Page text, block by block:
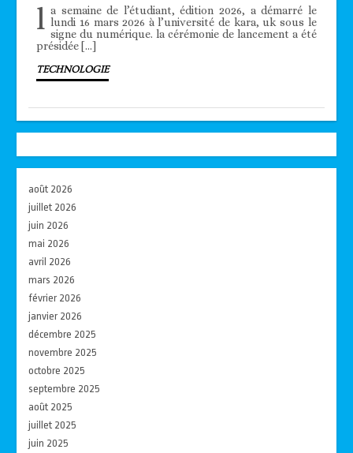
l a semaine de l’étudiant, édition 2026, a démarré le
lundi 16 mars 2026 à l’université de kara, uk sous le
signe du numérique. la cérémonie de lancement a été
présidée […]
TECHNOLOGIE
août 2026
juillet 2026
juin 2026
mai 2026
avril 2026
mars 2026
février 2026
janvier 2026
décembre 2025
novembre 2025
octobre 2025
septembre 2025
août 2025
juillet 2025
juin 2025